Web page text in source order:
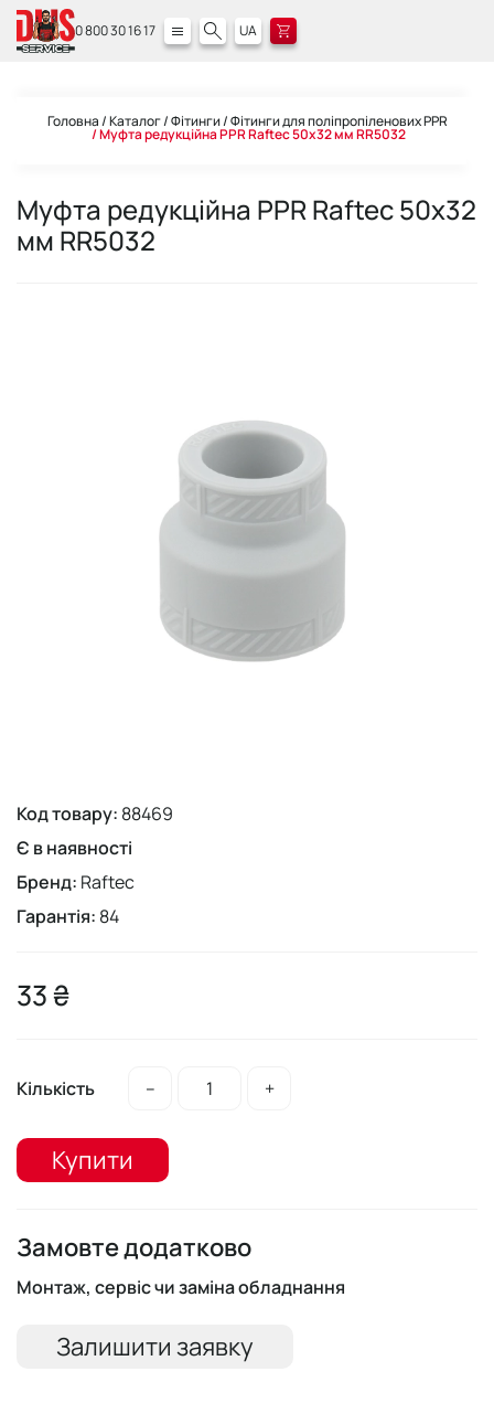
0 800 30 16 17 UA
Головна Каталог Фітинги Фітинги для поліпропіленових PPR
Муфта редукційна PPR Raftec 50х32 мм RR5032
Муфта редукційна PPR Raftec 50х32
мм RR5032
Код товару: 88469
Є в наявності
Бренд: Raftec
Гарантія: 84
33 ₴
Кількість – +
Купити
Замовте додатково
Монтаж, сервіс чи заміна обладнання
Залишити заявку